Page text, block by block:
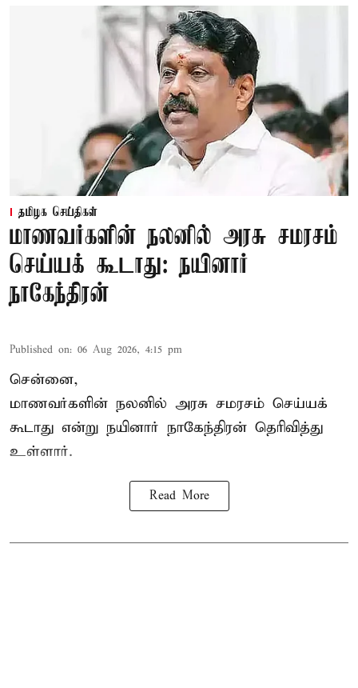
தமிழக செய்திகள்
மாணவர்களின் நலனில் அரசு சமரசம்
செய்யக் கூடாது: நயினார்
நாகேந்திரன்
Published on: 06 Aug 2026, 4:15 pm
சென்னை,
மாணவர்களின் நலனில் அரசு சமரசம் செய்யக்
கூடாது என்று நயினார் நாகேந்திரன் தெரிவித்து
உள்ளார்.
Read More